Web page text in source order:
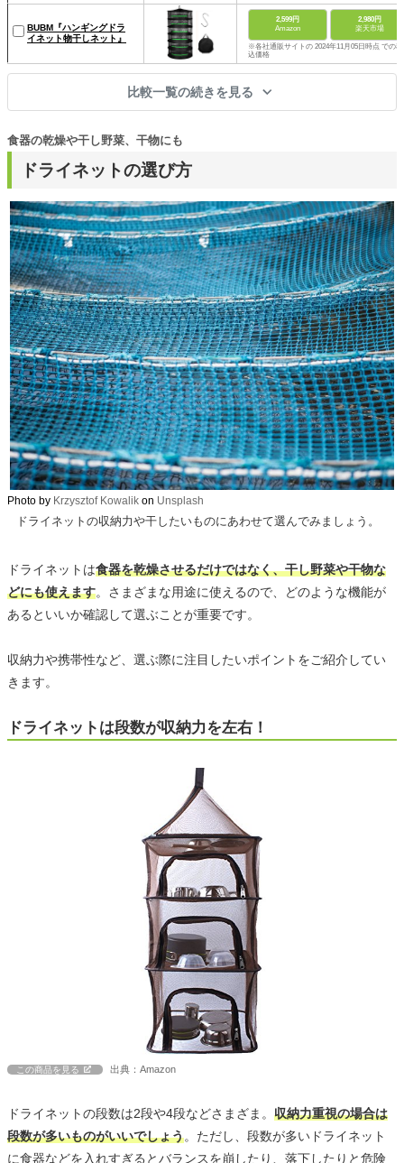
BUBM『ハンギングドラ
イネット物干しネット』
2,599円
Amazon
2,980円
楽天市場
※各社通販サイトの 2024年11月05日時点 での税
込価格
比較一覧の続きを見る
ドライネットの選び方
食器の乾燥や干し野菜、干物にも
Photo by Krzysztof Kowalik on Unsplash
ドライネットの収納力や干したいものにあわせて選んでみましょう。
ドライネットは食器を乾燥させるだけではなく、干し野菜や干物な
どにも使えます。さまざまな用途に使えるので、どのような機能が
あるといいか確認して選ぶことが重要です。
収納力や携帯性など、選ぶ際に注目したいポイントをご紹介してい
きます。
ドライネットは段数が収納力を左右！
この商品を見る 出典：Amazon
ドライネットの段数は2段や4段などさまざま。 収納力重視の場合は
段数が多いものがいいでしょう。ただし、段数が多いドライネット
に食器などを入れすぎるとバランスを崩したり、落下したりと危険